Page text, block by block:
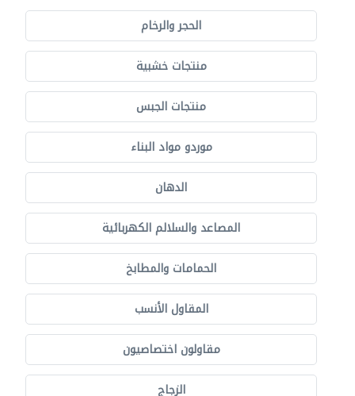
الحجر والرخام
منتجات خشبية
منتجات الجبس
موردو مواد البناء
الدهان
المصاعد والسلالم الكهربائية
الحمامات والمطابخ
المقاول الأنسب
مقاولون اختصاصيون
الزجاج